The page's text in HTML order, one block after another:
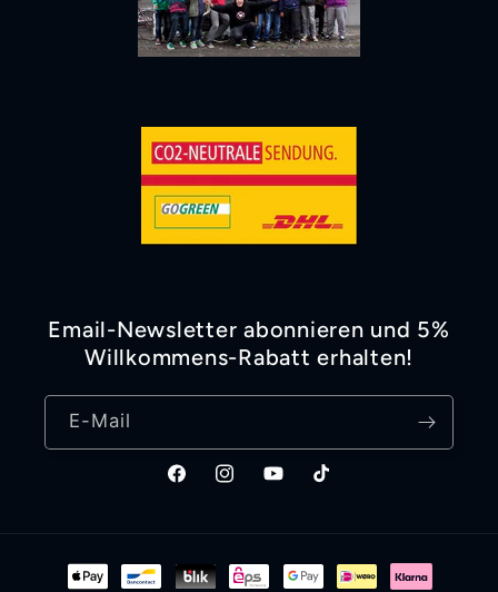
Email-Newsletter abonnieren und 5%
Willkommens-Rabatt erhalten!
E-Mail
FacebookInstagramYouTubeTikTok
Zahlungsmethoden